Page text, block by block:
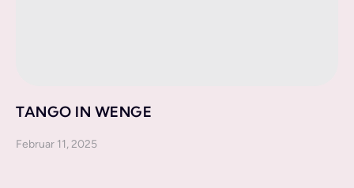
TANGO IN WENGE
Februar 11, 2025